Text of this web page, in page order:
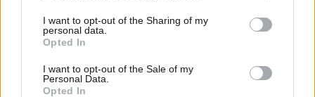
not limited to your visit or usage behaviour. You may click to
grant or deny consent to Google and its third-party tags to
use your data for below specified purposes in below Google
consent section.
I want to opt-out of the Sharing of my
personal data.
Opted In
I want to opt-out of the Sale of my
Personal Data.
Opted In